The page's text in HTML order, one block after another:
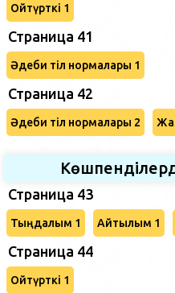
Ойтүрткі 1
Страница 41
Әдеби тіл нормалары 1
Страница 42
Әдеби тіл нормалары 2
Страница 43
Тыңдалым 1 Айтылым 1
Страница 44
Ойтүрткі 1